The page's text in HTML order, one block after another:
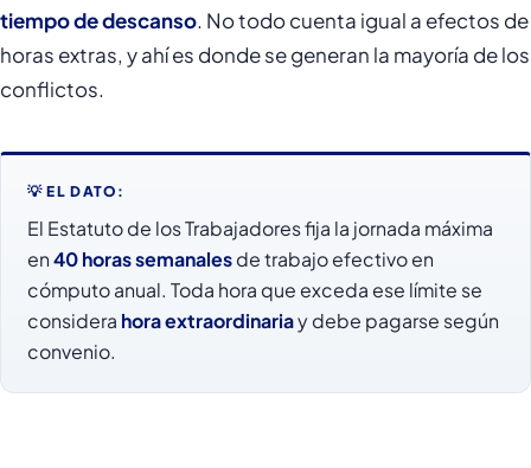
tiempo de descanso. No todo cuenta igual a efectos de
horas extras, y ahí es donde se generan la mayoría de los
conflictos.
💡 EL DATO:
El Estatuto de los Trabajadores fija la jornada máxima
en40 horas semanalesde trabajo efectivo en
cómputo anual. Toda hora que exceda ese límite se
considera hora extraordinariay debe pagarse según
convenio.